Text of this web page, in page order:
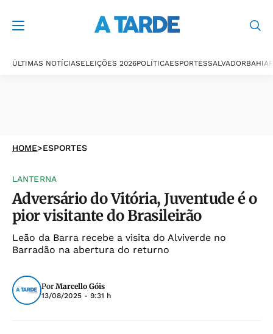
ÚLTIMAS NOTÍCIASELEIÇÕES 2026POLÍTICAESPORTESSALVADORBAHIA
HOME>ESPORTES
LANTERNA
Adversário do Vitória, Juventude é o
pior visitante do Brasileirão
Leão da Barra recebe a visita do Alviverde no
Barradão na abertura do returno
Por Marcello Góis
13/08/2025 - 9:31 h